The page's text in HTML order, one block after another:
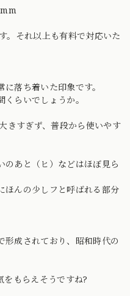
。それ以上も有料で対応いた
落ち着いた印象です。
らいでしょうか。
きすぎず、普段から使いやす
のあと（ヒ）などはほぼ見ら
ほんの少しフと呼ばれる部分
形成されており、昭和時代の
もらえそうですね?